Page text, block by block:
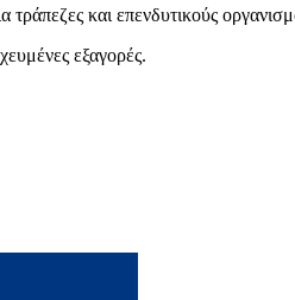
τράπεζες και επενδυτικούς
εξαγορές.